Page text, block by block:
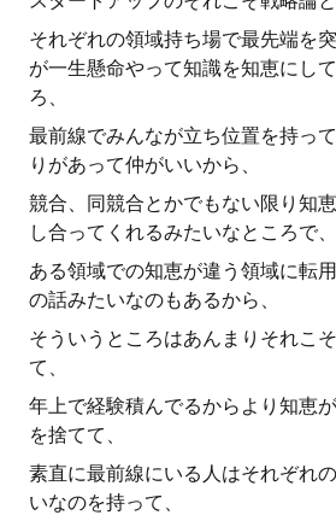
それぞれの領域持ち場で最先端を
が一生懸命やって知識を知恵にし
ろ、
最前線でみんなが立ち位置を持っ
りがあって仲がいいから、
競合、同競合とかでもない限り知
し合ってくれるみたいなところで、
ある領域での知恵が違う領域に転
の話みたいなのもあるから、
そういうところはあんまりそれこ
て、
年上で経験積んでるからより知恵
を捨てて、
素直に最前線にいる人はそれぞれ
いなのを持って、